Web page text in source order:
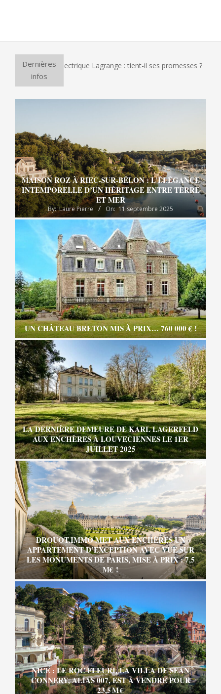
Dernières
infos
à pizza électrique Lagrange : tient-il ses promesses ?
MAISON ROZ À RIEC-SUR-BÉLON : L’ÉLÉGANCE
INTEMPORELLE D’UN HÉRITAGE ENTRE TERRE
ET MER
By: Laure Pierre On: 11 septembre 2025
UN CHÂTEAU BRETON MIS À PRIX… 760 000 € !
LA DERNIÈRE DEMEURE DE KARL LAGERFELD
AUX ENCHÈRES À LOUVECIENNES LE 1ER
JUILLET 2025
DROUOT.IMMO MET AUX ENCHÈRES UN
APPARTEMENT D’EXCEPTION AVEC VUE SUR
LES MONUMENTS DE PARIS, MISE À PRIX : 7,5
M€ !
NICE : LE ROC FLEURI, LA VILLA DE SEAN
CONNERY, ALIAS 007, EST À VENDRE POUR
23,5 M €